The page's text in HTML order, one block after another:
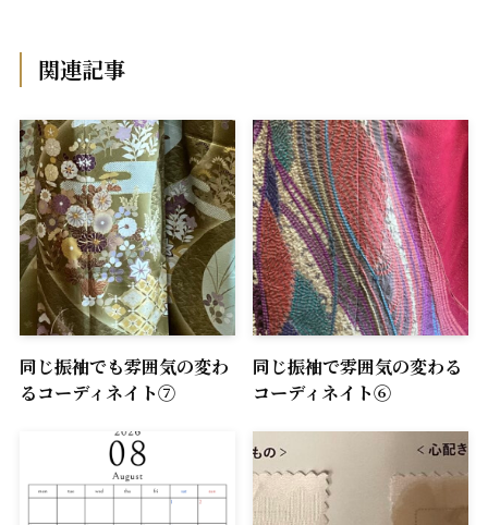
関連記事
同じ振袖でも雰囲気の変わ
るコーディネイト⑦
同じ振袖で雰囲気の変わる
コーディネイト⑥